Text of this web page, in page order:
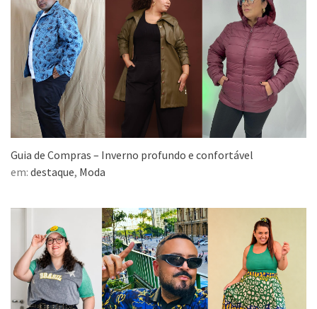
Guia de Compras – Inverno profundo e confortável
em: destaque, Moda